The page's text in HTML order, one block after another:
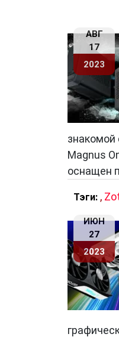
АВГ
17
2023
Magnus
оснащен
Тэги: ,
ИЮН
27
2023